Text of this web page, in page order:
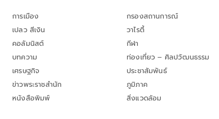
การเมือง
เปลว สีเงิน
คอลัมนิสต์
บทความ
เศรษฐกิจ
ข่าวพระราชสำนัก
หนังสือพิมพ์
กรองสถานการณ์
วาไรตี้
กีฬา
ท่องเที่ยว – ศิลปวัฒนธรรม
ประชาสัมพันธ์
ภูมิภาค
สิ่งแวดล้อม